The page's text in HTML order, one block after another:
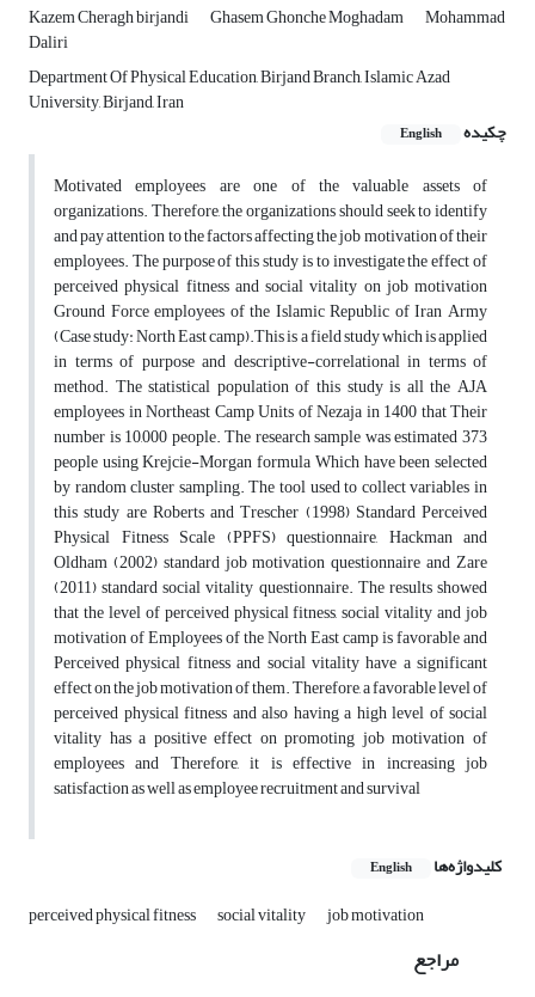
Kazem Cheragh birjandi Ghasem Ghonche Moghadam Mohammad
Daliri
Department Of Physical Education, Birjand Branch, Islamic Azad
University, Birjand, Iran
چکیده
English
Motivated employees are one of the valuable assets of
organizations. Therefore, the organizations should seek to identify
and pay attention to the factors affecting the job motivation of their
employees. The purpose of this study is to investigate the effect of
perceived physical fitness and social vitality on job motivation
Ground Force employees of the Islamic Republic of Iran Army
(Case study: North East camp).This is a field study which is applied
in terms of purpose and descriptive-correlational in terms of
method. The statistical population of this study is all the AJA
employees in Northeast Camp Units of Nezaja in 1400 that Their
number is 10,000 people. The research sample was estimated 373
people using Krejcie-Morgan formula Which have been selected
by random cluster sampling. The tool used to collect variables in
this study are Roberts and Trescher (1998) Standard Perceived
Physical Fitness Scale (PPFS) questionnaire, Hackman and
Oldham (2002) standard job motivation questionnaire and Zare
(2011) standard social vitality questionnaire. The results showed
that the level of perceived physical fitness, social vitality and job
motivation of Employees of the North East camp is favorable and
Perceived physical fitness and social vitality have a significant
effect on the job motivation of them. Therefore, a favorable level of
perceived physical fitness and also having a high level of social
vitality has a positive effect on promoting job motivation of
employees and Therefore, it is effective in increasing job
satisfaction as well as employee recruitment and survival
کلیدواژه‌ها English
perceived physical fitness social vitality job motivation
مراجع